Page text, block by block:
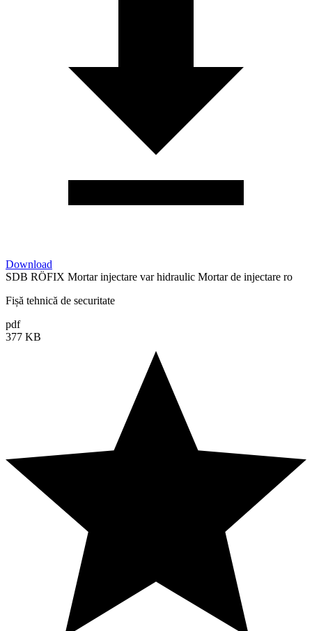
Download
SDB RÖFIX Mortar injectare var hidraulic Mortar de injectare ro
Fișă tehnică de securitate
pdf
377 KB